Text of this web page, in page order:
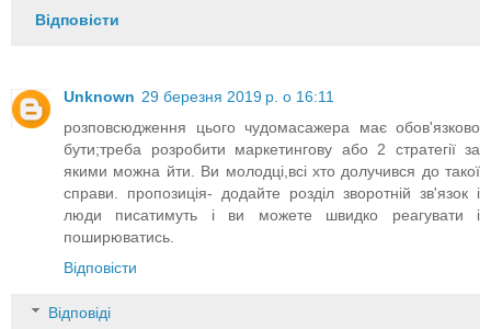
Відповісти
Unknown 29 березня 2019 р. о 16:11
розповсюдження цього чудомасажера має обов'язково
бути;треба розробити маркетингову або 2 стратегії за
якими можна йти. Ви молодці,всі хто долучився до такої
справи. пропозиція- додайте розділ зворотній зв'язок і
люди писатимуть і ви можете швидко реагувати і
поширюватись.
Відповісти
Відповіді